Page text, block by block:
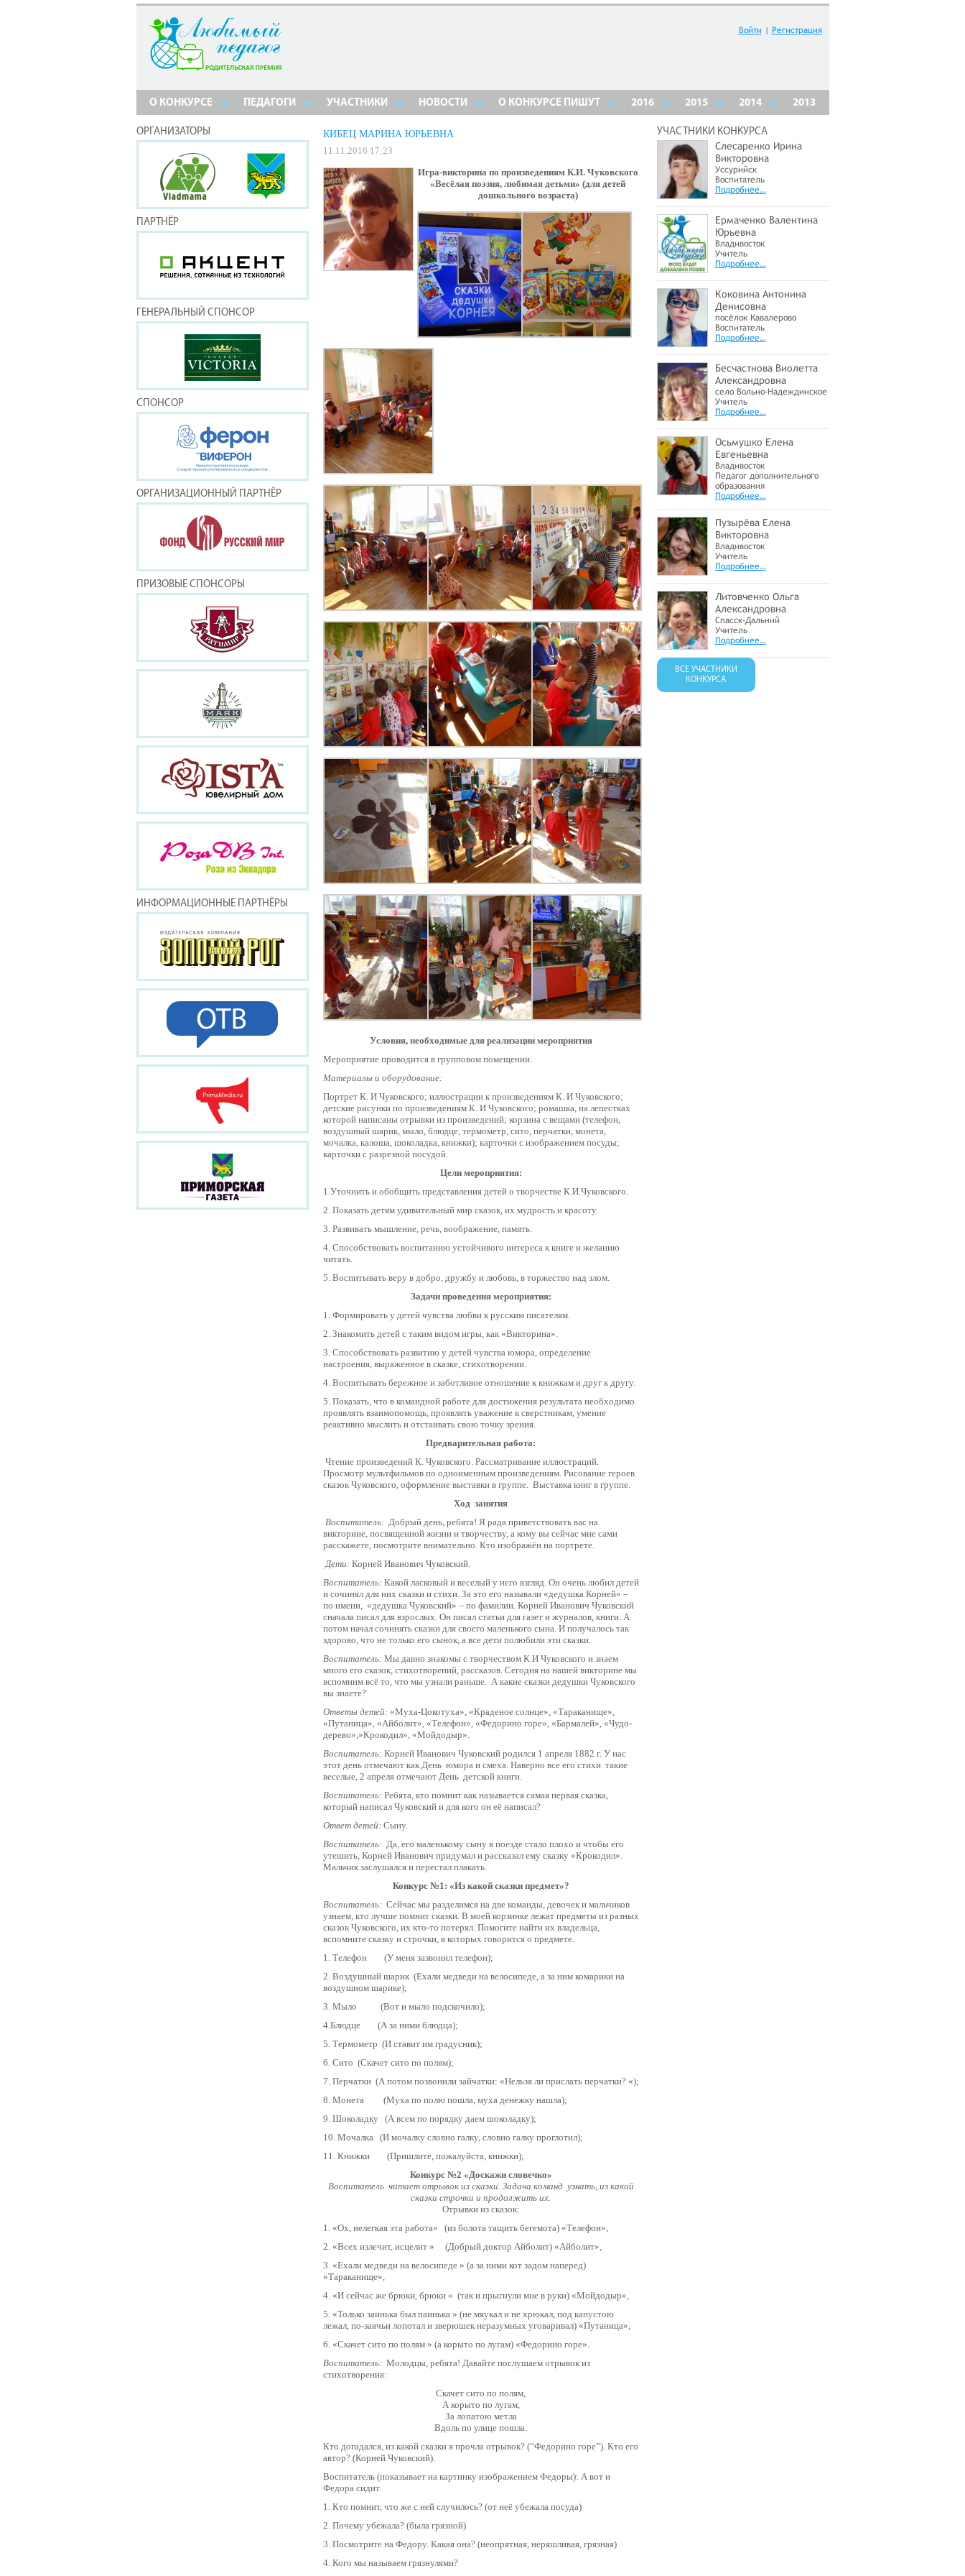
Войти | Регистрация
О КОНКУРСЕ ПЕДАГОГИ УЧАСТНИКИ НОВОСТИ О КОНКУРСЕ ПИШУТ 2016 2015 2014 2013
ОРГАНИЗАТОРЫ
ПАРТНЁР
ГЕНЕРАЛЬНЫЙ СПОНСОР
СПОНСОР
ОРГАНИЗАЦИОННЫЙ ПАРТНЁР
ПРИЗОВЫЕ СПОНСОРЫ
ИНФОРМАЦИОННЫЕ ПАРТНЁРЫ
КИБЕЦ МАРИНА ЮРЬЕВНА
11.11.2016 17:23
Игра-викторина по произведениям К.И. Чуковского
«Весёлая поэзия, любимая детьми» (для детей
дошкольного возраста)
Условия, необходимые для реализации мероприятия
Мероприятие проводится в групповом помещении.
Материалы и оборудование:
Портрет К. И Чуковского; иллюстрации к произведениям К. И Чуковского;
детские рисунки по произведениям К. И Чуковского; ромашка, на лепестках
которой написаны отрывки из произведений; корзина с вещами (телефон,
воздушный шарик, мыло, блюдце, термометр, сито, перчатки, монета,
мочалка, калоша, шоколадка, книжки); карточки с изображением посуды;
карточки с разрезной посудой.
Цели мероприятия:
1.Уточнить и обобщить представления детей о творчестве К.И.Чуковского.
2. Показать детям удивительный мир сказок, их мудрость и красоту.
3. Развивать мышление, речь, воображение, память.
4. Способствовать воспитанию устойчивого интереса к книге и желанию
читать.
5. Воспитывать веру в добро, дружбу и любовь, в торжество над злом.
Задачи проведения мероприятия:
1. Формировать у детей чувства любви к русским писателям.
2. Знакомить детей с таким видом игры, как «Викторина».
3. Способствовать развитию у детей чувства юмора, определение
настроения, выраженное в сказке, стихотворении.
4. Воспитывать бережное и заботливое отношение к книжкам и друг к другу.
5. Показать, что в командной работе для достижения результата необходимо
проявлять взаимопомощь, проявлять уважение к сверстникам, умение
реактивно мыслить и отстаивать свою точку зрения.
Предварительная работа:
Чтение произведений К. Чуковского. Рассматривание иллюстраций.
Просмотр мультфильмов по одноименным произведениям. Рисование героев
сказок Чуковского, оформление выставки в группе. Выставка книг в группе.
Ход занятия
Воспитатель: Добрый день, ребята! Я рада приветствовать вас на
викторине, посвященной жизни и творчеству, а кому вы сейчас мне сами
расскажете, посмотрите внимательно. Кто изображён на портрете.
Дети: Корней Иванович Чуковский.
Воспитатель: Какой ласковый и веселый у него взгляд. Он очень любил детей
и сочинял для них сказки и стихи. За это его называли «дедушка Корней» –
по имени, «дедушка Чуковский» – по фамилии. Корней Иванович Чуковский
сначала писал для взрослых. Он писал статьи для газет и журналов, книги. А
потом начал сочинять сказки для своего маленького сына. И получалось так
здорово, что не только его сынок, а все дети полюбили эти сказки.
Воспитатель: Мы давно знакомы с творчеством К.И Чуковского и знаем
много его сказок, стихотворений, рассказов. Сегодня на нашей викторине мы
вспомним всё то, что мы узнали раньше. А какие сказки дедушки Чуковского
вы знаете?
Ответы детей: «Муха-Цокотуха», «Краденое солнце», «Тараканище»,
«Путаница», «Айболит», «Телефон», «Федорино горе», «Бармалей», «Чудо-
дерево»,»Крокодил», «Мойдодыр».
Воспитатель: Корней Иванович Чуковский родился 1 апреля 1882 г. У нас
этот день отмечают как День юмора и смеха. Наверно все его стихи такие
веселые, 2 апреля отмечают День детской книги.
Воспитатель: Ребята, кто помнит как называется самая первая сказка,
который написал Чуковский и для кого он её написал?
Ответ детей: Сыну.
Воспитатель: Да, его маленькому сыну в поезде стало плохо и чтобы его
утешить, Корней Иванович придумал и рассказал ему сказку «Крокодил».
Мальчик заслушался и перестал плакать.
Конкурс №1: «Из какой сказки предмет»?
Воспитатель: Сейчас мы разделимся на две команды, девочек и мальчиков
узнаем, кто лучше помнит сказки. В моей корзинке лежат предметы из разных
сказок Чуковского, их кто-то потерял. Помогите найти их владельца,
вспомните сказку и строчки, в которых говорится о предмете.
1. Телефон (У меня зазвонил телефон);
2. Воздушный шарик (Ехали медведи на велосипеде, а за ним комарики на
воздушном шарике);
3. Мыло (Вот и мыло подскочило);
4.Блюдце (А за ними блюдца);
5. Термометр (И ставит им градусник);
6. Сито (Скачет сито по полям);
7. Перчатки (А потом позвонили зайчатки: «Нельзя ли прислать перчатки? «);
8. Монета (Муха по полю пошла, муха денежку нашла);
9. Шоколадку (А всем по порядку даем шоколадку);
10. Мочалка (И мочалку словно галку, словно галку проглотил);
11. Книжки (Пришлите, пожалуйста, книжки);
Конкурс №2 «Доскажи словечко»
Воспитатель читает отрывок из сказки. Задача команд узнать, из какой
сказки строчки и продолжить их.
Отрывки из сказок:
1. «Ох, нелегкая эта работа» (из болота тащить бегемота) «Телефон»,
2. «Всех излечит, исцелит » (Добрый доктор Айболит) «Айболит»,
3. «Ехали медведи на велосипеде » (а за ними кот задом наперед)
«Тараканище»,
4. «И сейчас же брюки, брюки « (так и прыгнули мне в руки) «Мойдодыр»,
5. «Только заинька был паинька » (не мяукал и не хрюкал, под капустою
лежал, по-заячьи лопотал и зверюшек неразумных уговаривал) «Путаница»,
6. «Скачет сито по полям » (а корыто по лугам) «Федорино горе».
Воспитатель: Молодцы, ребята! Давайте послушаем отрывок из
стихотворения:
Скачет сито по полям,
А корыто по лугам,
За лопатою метла
Вдоль по улице пошла.
Кто догадался, из какой сказки я прочла отрывок? (“Федорино горе”). Кто его
автор? (Корней Чуковский).
Воспитатель (показывает на картинку изображением Федоры): А вот и
Федора сидит.
1. Кто помнит, что же с ней случилось? (от неё убежала посуда)
2. Почему убежала? (была грязной)
3. Посмотрите на Федору. Какая она? (неопрятная, неряшливая, грязная)
4. Кого мы называем грязнулями?
УЧАСТНИКИ КОНКУРСА
Слесаренко Ирина
Викторовна
Уссурийск
Воспитатель
Подробнее…
Ермаченко Валентина
Юрьевна
Владивосток
Учитель
Подробнее…
Коковина Антонина
Денисовна
посёлок Кавалерово
Воспитатель
Подробнее…
Бесчастнова Виолетта
Александровна
село Вольно-Надеждинское
Учитель
Подробнее…
Осьмушко Елена
Евгеньевна
Владивосток
Педагог дополнительного
образования
Подробнее…
Пузырёва Елена
Викторовна
Владивосток
Учитель
Подробнее…
Литовченко Ольга
Александровна
Спасск-Дальний
Учитель
Подробнее…
ВСЕ УЧАСТНИКИ
КОНКУРСА